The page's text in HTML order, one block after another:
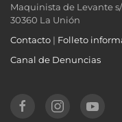
Maquinista de Levante
30360 La Unión
Contacto | Folleto
Canal de Denuncias